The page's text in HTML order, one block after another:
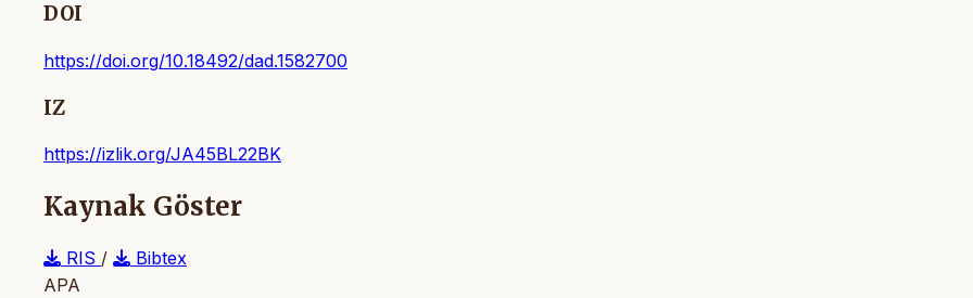
DOI
https://doi.org/10.18492/dad.1582700
IZ
https://izlik.org/JA45BL22BK
Kaynak Göster
RIS /
Bibtex
APA